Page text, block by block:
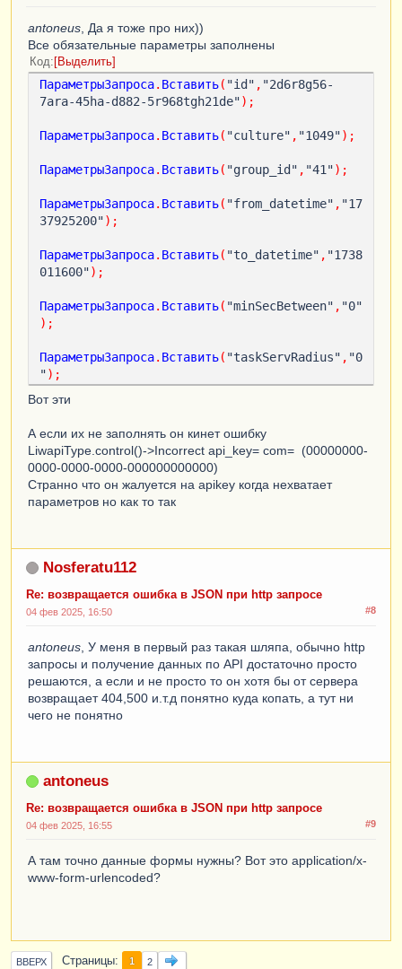
antoneus , Да я тоже про них))
Все обязательные параметры заполнены
Код Выделить
ПараметрыЗапроса. Вставить( "id" , "2d6r8g56-
7ara-45ha-d882-5r968tgh21de");
ПараметрыЗапроса. Вставить( "culture" , "1049");
ПараметрыЗапроса. Вставить( "group_id" , "41");
ПараметрыЗапроса. Вставить( "from_datetime" , "17
37925200");
ПараметрыЗапроса. Вставить( "to_datetime" , "1738
011600");
ПараметрыЗапроса. Вставить( "minSecBetween" , "0"
);
ПараметрыЗапроса. Вставить( "taskServRadius" , "0
");
Вот эти
А если их не заполнять он кинет ошибку
LiwapiType.control()->Incorrect api_key= com= (00000000-
0000-0000-0000-000000000000)
Странно что он жалуется на apikey когда нехватает
параметров но как то так
Nosferatu112
Re: возвращается ошибка в JSON при http запросе
#8
04 фев 2025, 16:50
antoneus , У меня в первый раз такая шляпа, обычно http
запросы и получение данных по API достаточно просто
решаются, а если и не просто то он хотя бы от сервера
возвращает 404,500 и.т.д понятно куда копать, а тут ни
чего не понятно
antoneus
Re: возвращается ошибка в JSON при http запросе
#9
04 фев 2025, 16:55
А там точно данные формы нужны? Вот это application/x-
www-form-urlencoded?
ВВЕРХ Страницы 1 2